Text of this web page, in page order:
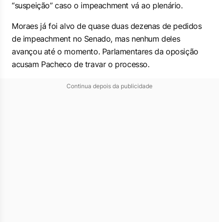
“suspeição” caso o impeachment vá ao plenário.
Moraes já foi alvo de quase duas dezenas de pedidos
de impeachment no Senado, mas nenhum deles
avançou até o momento. Parlamentares da oposição
acusam Pacheco de travar o processo.
Continua depois da publicidade